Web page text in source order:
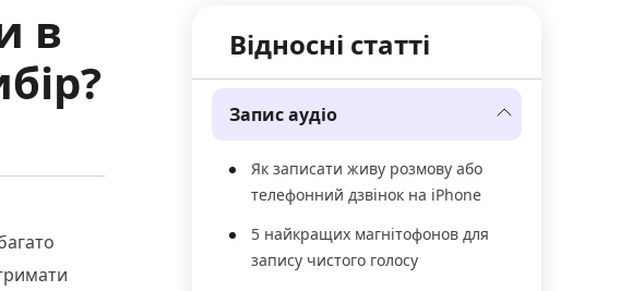
в
Відносні статті
Запис аудіо
Як записати живу розмову або
телефонний дзвінок на iPhone
5 найкращих магнітофонов для
запису чистого голосу